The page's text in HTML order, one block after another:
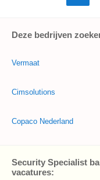
Deze bedrijven
Vermaat
Cimsolutions
Copaco Nederland
Security Specialist
vacatures: